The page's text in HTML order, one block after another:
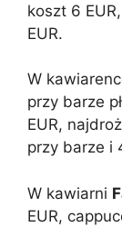
koszt 6
EUR.
W
przy barze
EUR,
przy barze i
W kawiarni
EUR,